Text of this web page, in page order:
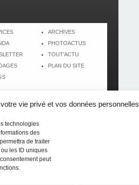
vie privé et vos données personnelles
technologies
des
de traiter
les ID uniques
peut
ARCHIVES
PHOTOACTUS
TOUT'ACTU
PLAN DU SITE